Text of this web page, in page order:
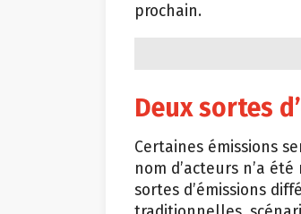
prochain.
Deux sortes
Certaines émissions
nom d’acteurs n’a
sortes d’émissions